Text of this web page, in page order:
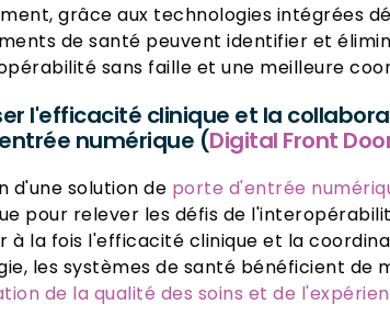
grâce aux technologies intégrées
de santé peuvent identifier et
sans faille et une meilleure
l'efficacité clinique et la
numérique (Digital Front
d'une solution de porte d'entrée
pour relever les défis de
à la fois l'efficacité clinique et la
les systèmes de santé bénéficient de
de la qualité des soins et de